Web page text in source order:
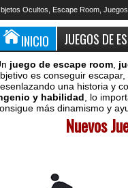
Ocultos, Escape Room, Juegos
INICIO JUEGOS DE
juego de escape room
es conseguir
una historia y
y habilidad , lo
más dinamismo y
Nuevos